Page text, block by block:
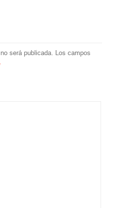
será publicada. Los campos